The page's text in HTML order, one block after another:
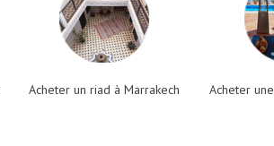
Acheter un riad à Marrakech Acheter